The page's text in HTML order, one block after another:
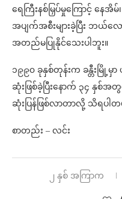
ရေကြီးနစ်မြှပ်မှုကြောင့် နေအိ
အပျက်အစီးများခဲ့ပြီး ဘယ်
အတည်မပြုနိုင်သေးပါဘူး။
၁၉၉၀ ခုနှစ်တုန်းက ခန္တီးမြို့
ဆုံးဖြစ်ခဲ့ပြီးနောက် ၃၄ နှစ်
ဆုံးပြန်ဖြစ်လာတာလို့ သိရပါ
စာတည်း – လင်း
၂ နှစ် အကြာက